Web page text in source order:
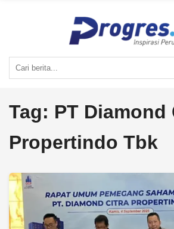
Tag: PT Diamond
Propertindo Tbk